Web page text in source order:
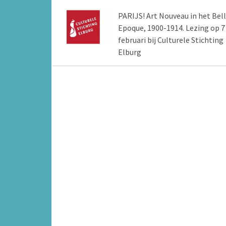
PARIJS! Art Nouveau in het
Epoque, 1900-1914. Lezing op 7
februari bij Culturele Stichting
Elburg